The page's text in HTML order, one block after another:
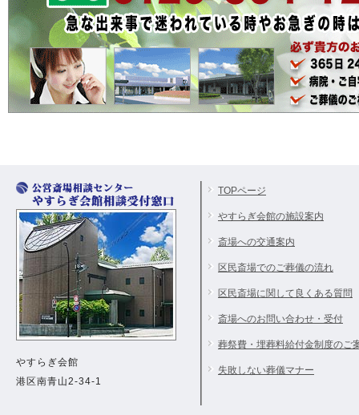
やすらぎ会館
港区南青山2-34-1
TOPページ
やすらぎ会館の施設案内
斎場への交通案内
区民斎場でのご葬儀の流れ
区民斎場に関して良くある質問
斎場へのお問い合わせ・受付
葬祭費・埋葬料給付金制度のご
失敗しない葬儀マナー